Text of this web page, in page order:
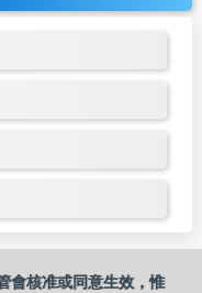
會核准或同意生效，惟